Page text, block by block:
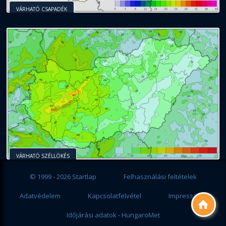

VÁRHATÓ CSAPADÉK
VÁRHATÓ SZÉLLÖKÉS
© 1999 - 2026 Startlap Felhasználási feltételek
Adatvédelem Kapcsolatfelvétel Impresszum
Időjárási adatok - HungaroMet